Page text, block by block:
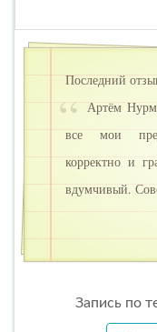
Последний
Артём
все мои
корректно и
вдумчивый.
Запись по